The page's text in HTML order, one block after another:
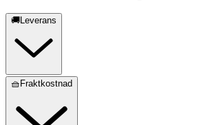
🚚Leverans
🧺Fraktkostnad